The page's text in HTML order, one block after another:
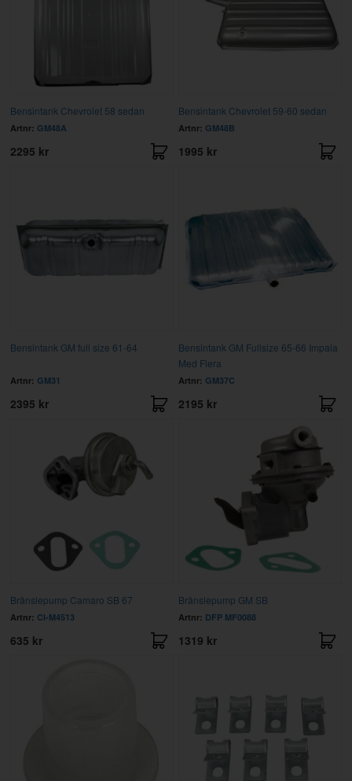
Bensintank Chevrolet 58 sedan
Artnr: GM48A
2295 kr
Bensintank Chevrolet 59-60 sedan
Artnr: GM48B
1995 kr
Bensintank GM full size 61-64
Artnr: GM31
2395 kr
Bensintank GM Fullsize 65-66 Impala
Med Flera
Artnr: GM37C
2195 kr
Bränslepump Camaro SB 67
Artnr: CI-M4513
635 kr
Bränslepump GM SB
Artnr: DFP MF0088
1319 kr